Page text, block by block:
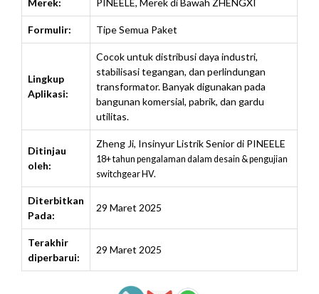
Merek: PINEELE, Merek di Bawah ZHENGXI
Formulir: Tipe Semua Paket
Lingkup
Aplikasi:
Cocok untuk distribusi daya industri,
stabilisasi tegangan, dan perlindungan
transformator. Banyak digunakan pada
bangunan komersial, pabrik, dan gardu
utilitas.
Ditinjau
oleh:
Zheng Ji, Insinyur Listrik Senior di PINEELE
18+ tahun pengalaman dalam desain & pengujian
switchgear HV.
Diterbitkan
Pada:
29 Maret 2025
Terakhir
diperbarui:
29 Maret 2025